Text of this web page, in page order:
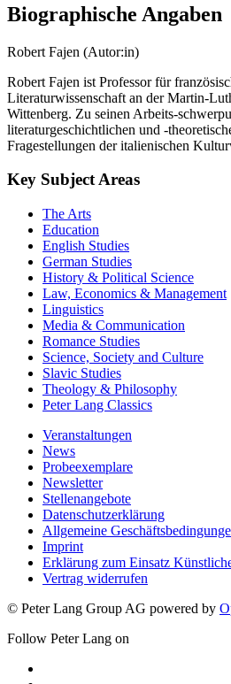
Biographische Angaben
Robert Fajen (Autor:in)
Robert Fajen ist Professor für
Literaturwissenschaft an der Martin-
Wittenberg. Zu seinen Arbeits-
literaturgeschichtlichen und -
Fragestellungen der italienischen
Key Subject Areas
The Arts
Education
English Studies
German Studies
History & Political Science
Law, Economics & Management
Linguistics
Media & Communication
Romance Studies
Science, Society and Culture
Slavic Studies
Theology & Philosophy
Peter Lang Classics
Veranstaltungen
News
Probeexemplare
Newsletter
Stellenangebote
Datenschutzerklärung
Allgemeine
Imprint
Erklärung zum Einsatz
Vertrag widerrufen
© Peter Lang Group AG powered by
Follow Peter Lang on